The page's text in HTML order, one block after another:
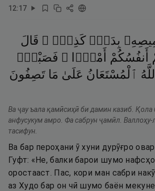
12:17
بِدَمٍۢ كَذِبٍۢ ۚ قَالَ
أَنفُسُكُمْ أَمْرًۭا ۖ فَصَبْرٌۭ
ٱلْمُسْتَعَانُ عَلَىٰ مَا تَصِفُونَ
Ва ҷау ъала қамӣсиҳӣ би дамин казиб. Қола
анфусукум амро. Фа сабрун ҷамӣл. Валлоҳу-
тасифун.
Ва бар пероҳани ӯ хуни дурӯғро
Гуфт: «Не, балки барои шумо
оростааст. Пас, кори ман сабри
аз Худо бар он чӣ шумо баён